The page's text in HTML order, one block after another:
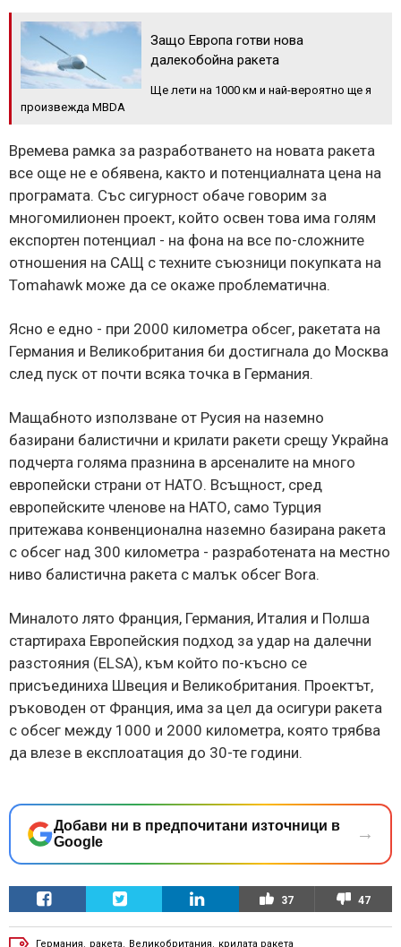
Защо Европа готви нова
далекобойна ракета
Ще лети на 1000 км и най-вероятно ще я
произвежда MBDA
Времева рамка за разработването на новата ракета
все още не е обявена, както и потенциалната цена на
програмата. Със сигурност обаче говорим за
многомилионен проект, който освен това има голям
експортен потенциал - на фона на все по-сложните
отношения на САЩ с техните съюзници покупката на
Tomahawk може да се окаже проблематична.
Ясно е едно - при 2000 километра обсег, ракетата на
Германия и Великобритания би достигнала до Москва
след пуск от почти всяка точка в Германия.
Мащабното използване от Русия на наземно
базирани балистични и крилати ракети срещу Украйна
подчерта голяма празнина в арсеналите на много
европейски страни от НАТО. Всъщност, сред
европейските членове на НАТО, само Турция
притежава конвенционална наземно базирана ракета
с обсег над 300 километра - разработената на местно
ниво балистична ракета с малък обсег Bora.
Миналото лято Франция, Германия, Италия и Полша
стартираха Европейския подход за удар на далечни
разстояния (ELSA), към който по-късно се
присъединиха Швеция и Великобритания. Проектът,
ръководен от Франция, има за цел да осигури ракета
с обсег между 1000 и 2000 километра, която трябва
да влезе в експлоатация до 30-те години.
Добави ни в предпочитани източници в
Google
→
37 47
Германия ракета Великобритания крилата ракета